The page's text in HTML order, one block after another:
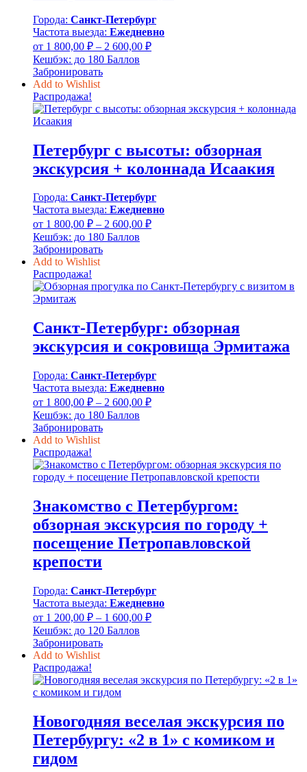
Города: Санкт-Петербург
Частота выезда: Ежедневно
от 1 800,00 ₽ – 2 600,00 ₽Диапазон
2
Кешбэк: до 180 Баллов
Забронировать
Add to Wishlist
Распродажа!
Петербург с высоты: обзорная
экскурсия + колоннада Исаакия
Города: Санкт-Петербург
Частота выезда: Ежедневно
от 1 800,00 ₽ – 2 600,00 ₽Диапазон
2
Кешбэк: до 180 Баллов
Забронировать
Add to Wishlist
Распродажа!
Санкт-Петербург: обзорная
экскурсия и сокровища Эрмитажа
Города: Санкт-Петербург
Частота выезда: Ежедневно
от 1 800,00 ₽ – 2 600,00 ₽Диапазон
2
600,00 ₽
Кешбэк: до 180 Баллов
Забронировать
Add to Wishlist
Распродажа!
Знакомство с Петербургом:
обзорная экскурсия по городу +
посещение Петропавловской
крепости
Города: Санкт-Петербург
Частота выезда: Ежедневно
от 1 200,00 ₽ – 1 600,00 ₽Диапазон
1
Кешбэк: до 120 Баллов
Забронировать
Add to Wishlist
Распродажа!
Новогодняя веселая экскурсия по
Петербургу: «2 в 1» с комиком и
гидом